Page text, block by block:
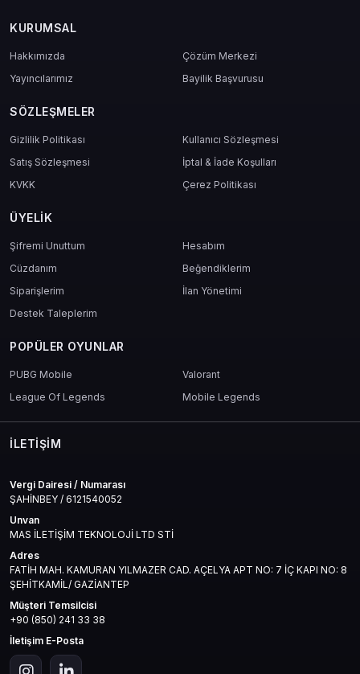
KURUMSAL
Hakkımızda
Çözüm Merkezi
Yayıncılarımız
Bayilik Başvurusu
SÖZLEŞMELER
Gizlilik Politikası
Kullanıcı Sözleşmesi
Satış Sözleşmesi
İptal & İade Koşulları
KVKK
Çerez Politikası
ÜYELIK
Şifremi Unuttum
Hesabım
Cüzdanım
Beğendiklerim
Siparişlerim
İlan Yönetimi
Destek Taleplerim
POPÜLER OYUNLAR
PUBG Mobile
Valorant
League Of Legends
Mobile Legends
İLETIŞIM
Vergi Dairesi / Numarası
ŞAHİNBEY / 6121540052
Unvan
MAS İLETİŞİM TEKNOLOJİ LTD STİ
Adres
FATİH MAH. KAMURAN YILMAZER CAD. AÇELYA APT NO: 7 İÇ KAPI NO: 8
ŞEHİTKAMİL/ GAZİANTEP
Müşteri Temsilcisi
+90 (850) 241 33 38
İletişim E-Posta